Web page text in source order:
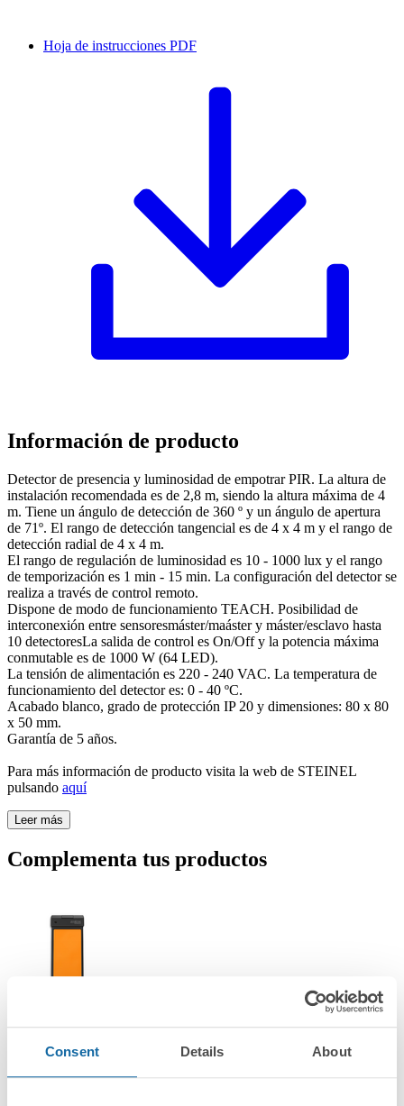
Consent Details About
Hoja de instrucciones PDF
Información de producto
Detector de presencia y luminosidad de empotrar PIR. La altura de
instalación recomendada es de 2,8 m, siendo la altura máxima de 4
m. Tiene un ángulo de detección de 360 º y un ángulo de apertura
de 71º. El rango de detección tangencial es de 4 x 4 m y el rango de
detección radial de 4 x 4 m.
El rango de regulación de luminosidad es 10 - 1000 lux y el rango
de temporización es 1 min - 15 min. La configuración del detector se
realiza a través de control remoto.
Dispone de modo de funcionamiento TEACH. Posibilidad de
interconexión entre sensoresmáster/maáster y máster/esclavo hasta
10 detectoresLa salida de control es On/Off y la potencia máxima
conmutable es de 1000 W (64 LED).
La tensión de alimentación es 220 - 240 VAC. La temperatura de
funcionamiento del detector es: 0 - 40 ºC.
Acabado blanco, grado de protección IP 20 y dimensiones: 80 x 80
x 50 mm.
Garantía de 5 años.
Para más información de producto visita la web de STEINEL
pulsando aquí
Leer más
Complementa tus productos
89200600-039
Control remoto Smart Remote (SR)